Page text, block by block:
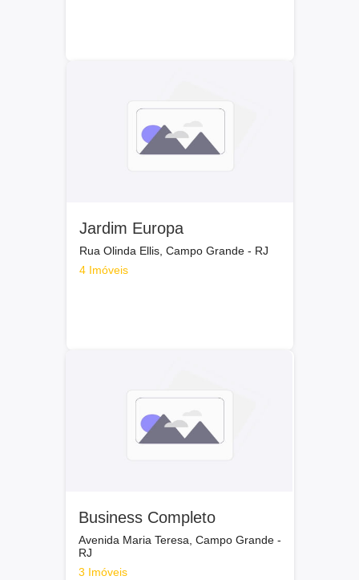
Jardim Europa
Rua Olinda Ellis, Campo Grande - RJ
4 Imóveis
Business Completo
Avenida Maria Teresa, Campo Grande -
RJ
3 Imóveis